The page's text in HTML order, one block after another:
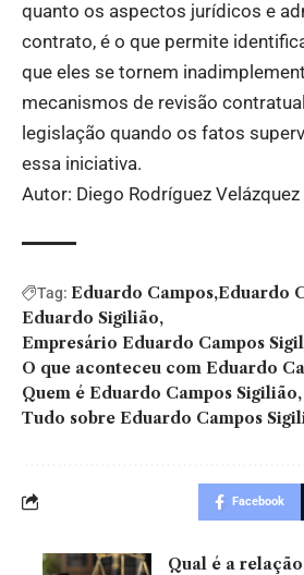
quanto os aspectos jurídicos e
contrato, é o que permite
que eles se tornem
mecanismos de revisão
legislação quando os fatos
essa iniciativa.
Autor: Diego Rodríguez Velázquez
Tag: Eduardo Campos Eduardo
Eduardo Sigilião
Empresário Eduardo Campos
O que aconteceu com Eduardo
Quem é Eduardo Campos Sigilião
Tudo sobre Eduardo Campos
Facebook
Qual é a